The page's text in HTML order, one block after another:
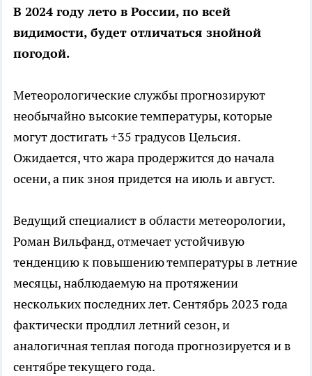
В 2024 году лето в России, по всей
видимости, будет отличаться знойной
погодой.
Метеорологические службы прогнозируют
необычайно высокие температуры, которые
могут достигать +35 градусов Цельсия.
Ожидается, что жара продержится до начала
осени, а пик зноя придется на июль и август.
Ведущий специалист в области метеорологии,
Роман Вильфанд, отмечает устойчивую
тенденцию к повышению температуры в летние
месяцы, наблюдаемую на протяжении
нескольких последних лет. Сентябрь 2023 года
фактически продлил летний сезон, и
аналогичная теплая погода прогнозируется и в
сентябре текущего года.